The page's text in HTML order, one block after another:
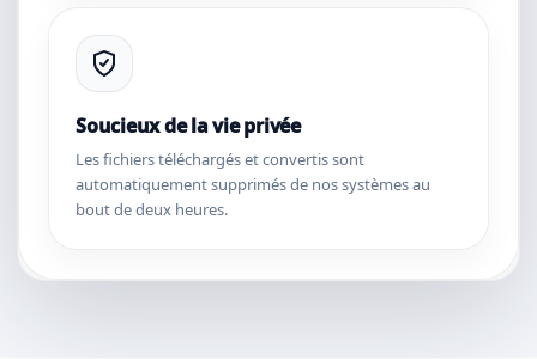
Soucieux de la vie privée
Les fichiers téléchargés et convertis sont
automatiquement supprimés de nos systèmes au
bout de deux heures.